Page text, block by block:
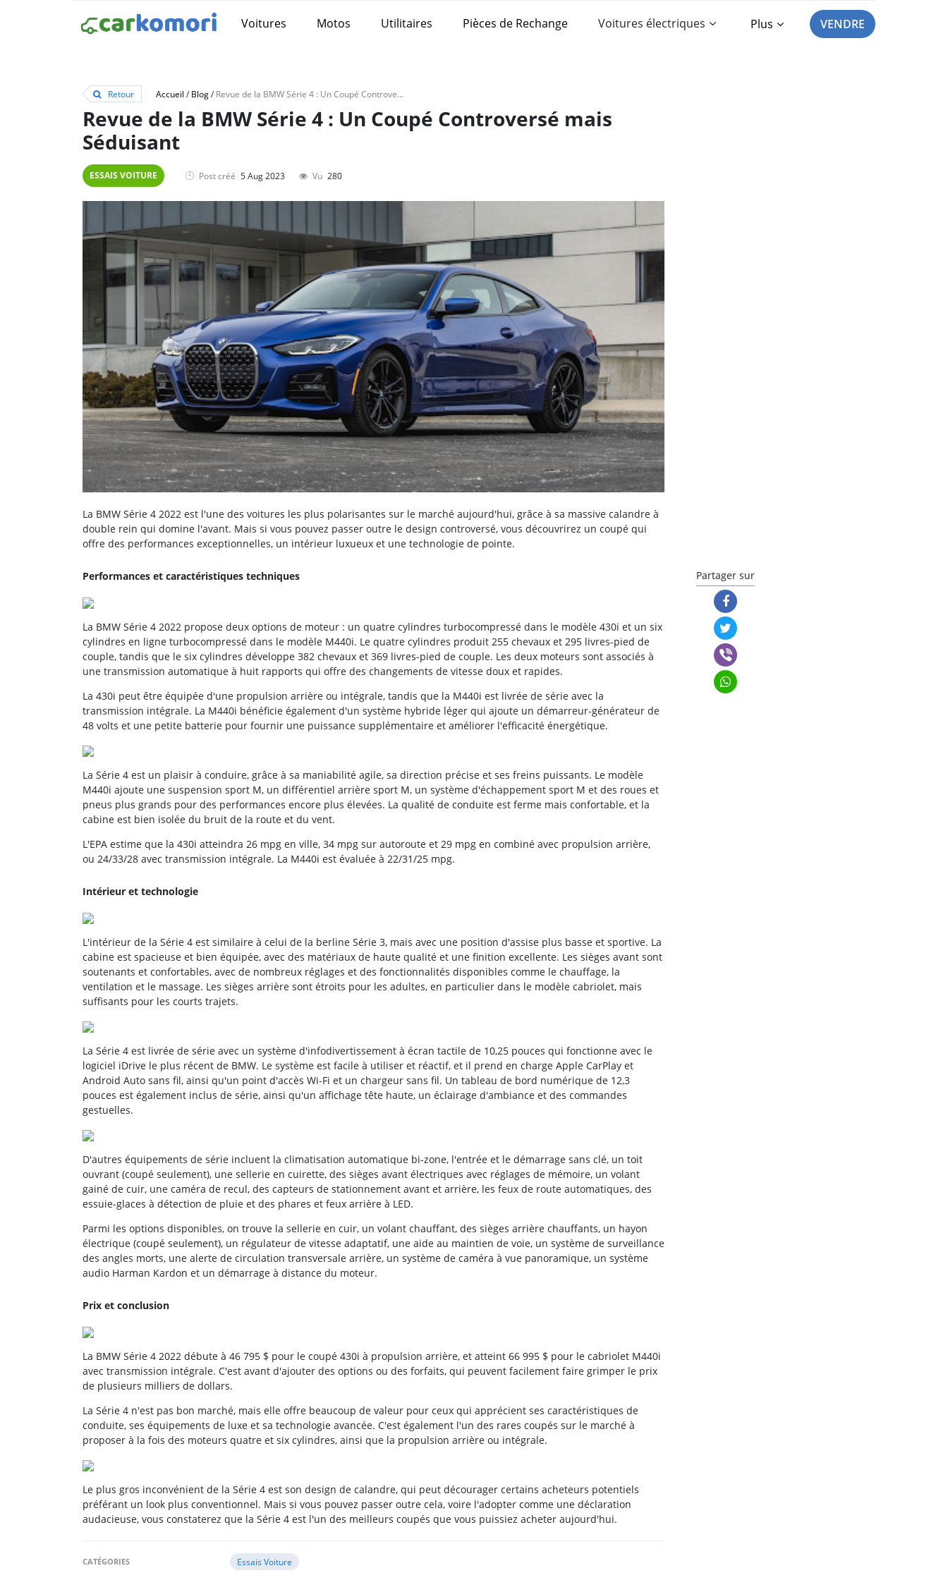
Voitures Motos Utilitaires Pièces de Rechange Voitures électriques Plus VENDRE
Retour Accueil /Blog/ Revue de la BMW Série 4 : Un Coupé Controversé mais Séduisant
Revue de la BMW Série 4 : Un Coupé Controversé mais
Séduisant
ESSAIS VOITURE Post créé 5 Aug 2023 Vu 280
La BMW Série 4 2022 est l'une des voitures les plus polarisantes sur le marché aujourd'hui, grâce à sa massive calandre à
double rein qui domine l'avant. Mais si vous pouvez passer outre le design controversé, vous découvrirez un coupé qui
offre des performances exceptionnelles, un intérieur luxueux et une technologie de pointe.
Performances et caractéristiques techniques
La BMW Série 4 2022 propose deux options de moteur : un quatre cylindres turbocompressé dans le modèle 430i et un six
cylindres en ligne turbocompressé dans le modèle M440i. Le quatre cylindres produit 255 chevaux et 295 livres-pied de
couple, tandis que le six cylindres développe 382 chevaux et 369 livres-pied de couple. Les deux moteurs sont associés à
une transmission automatique à huit rapports qui offre des changements de vitesse doux et rapides.
La 430i peut être équipée d'une propulsion arrière ou intégrale, tandis que la M440i est livrée de série avec la
transmission intégrale. La M440i bénéficie également d'un système hybride léger qui ajoute un démarreur-générateur de
48 volts et une petite batterie pour fournir une puissance supplémentaire et améliorer l'efficacité énergétique.
La Série 4 est un plaisir à conduire, grâce à sa maniabilité agile, sa direction précise et ses freins puissants. Le modèle
M440i ajoute une suspension sport M, un différentiel arrière sport M, un système d'échappement sport M et des roues et
pneus plus grands pour des performances encore plus élevées. La qualité de conduite est ferme mais confortable, et la
cabine est bien isolée du bruit de la route et du vent.
L'EPA estime que la 430i atteindra 26 mpg en ville, 34 mpg sur autoroute et 29 mpg en combiné avec propulsion arrière,
ou 24/33/28 avec transmission intégrale. La M440i est évaluée à 22/31/25 mpg.
Intérieur et technologie
L'intérieur de la Série 4 est similaire à celui de la berline Série 3, mais avec une position d'assise plus basse et sportive. La
cabine est spacieuse et bien équipée, avec des matériaux de haute qualité et une finition excellente. Les sièges avant sont
soutenants et confortables, avec de nombreux réglages et des fonctionnalités disponibles comme le chauffage, la
ventilation et le massage. Les sièges arrière sont étroits pour les adultes, en particulier dans le modèle cabriolet, mais
suffisants pour les courts trajets.
La Série 4 est livrée de série avec un système d'infodivertissement à écran tactile de 10,25 pouces qui fonctionne avec le
logiciel iDrive le plus récent de BMW. Le système est facile à utiliser et réactif, et il prend en charge Apple CarPlay et
Android Auto sans fil, ainsi qu'un point d'accès Wi-Fi et un chargeur sans fil. Un tableau de bord numérique de 12,3
pouces est également inclus de série, ainsi qu'un affichage tête haute, un éclairage d'ambiance et des commandes
gestuelles.
D'autres équipements de série incluent la climatisation automatique bi-zone, l'entrée et le démarrage sans clé, un toit
ouvrant (coupé seulement), une sellerie en cuirette, des sièges avant électriques avec réglages de mémoire, un volant
gainé de cuir, une caméra de recul, des capteurs de stationnement avant et arrière, les feux de route automatiques, des
essuie-glaces à détection de pluie et des phares et feux arrière à LED.
Parmi les options disponibles, on trouve la sellerie en cuir, un volant chauffant, des sièges arrière chauffants, un hayon
électrique (coupé seulement), un régulateur de vitesse adaptatif, une aide au maintien de voie, un système de surveillance
des angles morts, une alerte de circulation transversale arrière, un système de caméra à vue panoramique, un système
audio Harman Kardon et un démarrage à distance du moteur.
Prix et conclusion
La BMW Série 4 2022 débute à 46 795 $ pour le coupé 430i à propulsion arrière, et atteint 66 995 $ pour le cabriolet M440i
avec transmission intégrale. C'est avant d'ajouter des options ou des forfaits, qui peuvent facilement faire grimper le prix
de plusieurs milliers de dollars.
La Série 4 n'est pas bon marché, mais elle offre beaucoup de valeur pour ceux qui apprécient ses caractéristiques de
conduite, ses équipements de luxe et sa technologie avancée. C'est également l'un des rares coupés sur le marché à
proposer à la fois des moteurs quatre et six cylindres, ainsi que la propulsion arrière ou intégrale.
Le plus gros inconvénient de la Série 4 est son design de calandre, qui peut décourager certains acheteurs potentiels
préférant un look plus conventionnel. Mais si vous pouvez passer outre cela, voire l'adopter comme une déclaration
audacieuse, vous constaterez que la Série 4 est l'un des meilleurs coupés que vous puissiez acheter aujourd'hui.
CATÉGORIES Essais Voiture
Partager sur